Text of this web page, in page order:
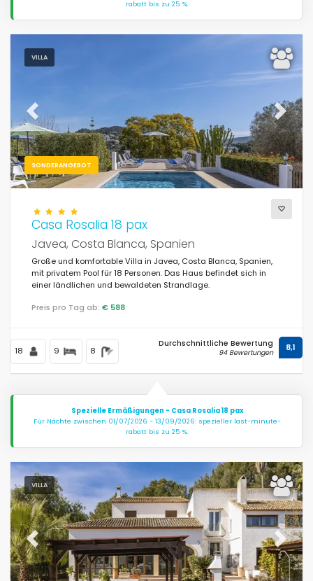
rabatt bis zu 25 %.
VILLA
SONDERANGEBOT
Previous Next
Casa Rosalia 18 pax
Javea, Costa Blanca, Spanien
Große und komfortable Villa in Javea, Costa Blanca, Spanien,
mit privatem Pool für 18 Personen. Das Haus befindet sich in
einer ländlichen und bewaldeten Strandlage.
Preis pro Tag ab: € 588
18 9 8
Durchschnittliche Bewertung
94 Bewertungen 8,1
Spezielle Ermäßigungen - Casa Rosalia 18 pax
Für Nächte zwischen 01/07/2026 - 13/09/2026: spezieller last-minute-
rabatt bis zu 25 %.
VILLA
Previous Next